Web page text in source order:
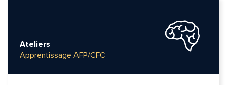
Ateliers
Apprentissage AFP/CFC